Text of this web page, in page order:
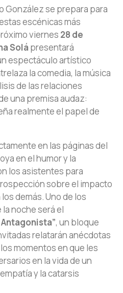
González se prepara para
escénicas más
viernes 28 de
Solá presentará
espectáculo artístico
la comedia, la música
de las relaciones
una premisa audaz:
realmente el papel de
en las páginas del
en el humor y la
los asistentes para
sobre el impacto
demás. Uno de los
noche será el
, un bloque
relatarán anécdotas
momentos en que les
en la vida de un
y la catarsis